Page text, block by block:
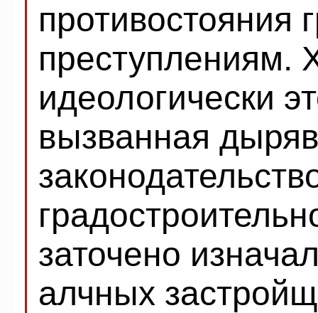
противостояния
преступлениям.
идеологически
вызванная
заточено
алчных